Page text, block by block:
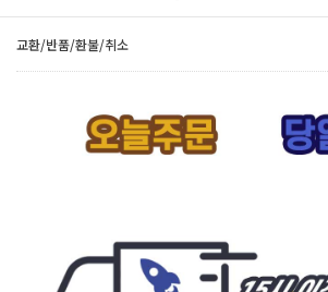
교환/반품/환불/취소